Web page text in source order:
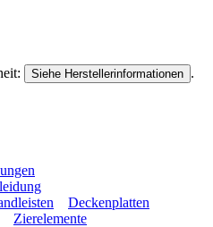
Siehe Herstellerinformationen .
Deckenplatten
Zierelemente